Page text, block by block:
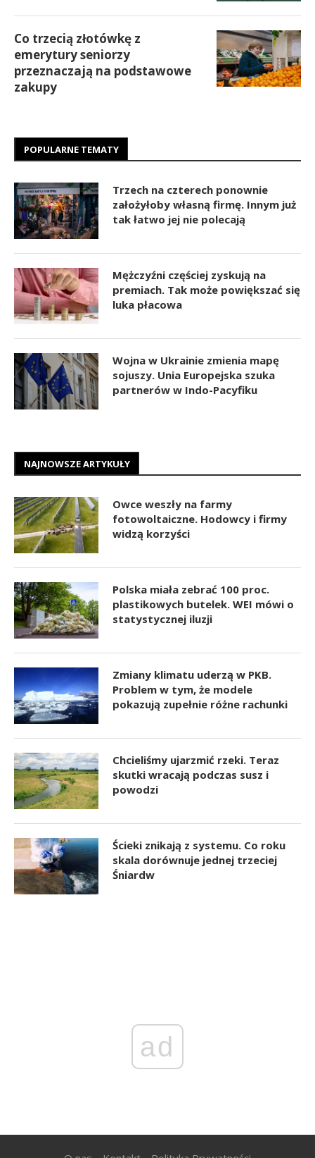
Co trzecią złotówkę z
emerytury seniorzy
przeznaczają na podstawowe
zakupy
POPULARNE TEMATY
Trzech na czterech ponownie
założyłoby własną firmę. Innym już
tak łatwo jej nie polecają
Mężczyźni częściej zyskują na
premiach. Tak może powiększać się
luka płacowa
Wojna w Ukrainie zmienia mapę
sojuszy. Unia Europejska szuka
partnerów w Indo-Pacyfiku
NAJNOWSZE ARTYKUŁY
Owce weszły na farmy
fotowoltaiczne. Hodowcy i firmy
widzą korzyści
Polska miała zebrać 100 proc.
plastikowych butelek. WEI mówi o
statystycznej iluzji
Zmiany klimatu uderzą w PKB.
Problem w tym, że modele
pokazują zupełnie różne rachunki
Chcieliśmy ujarzmić rzeki. Teraz
skutki wracają podczas susz i
powodzi
Ścieki znikają z systemu. Co roku
skala dorównuje jednej trzeciej
Śniardw
ad